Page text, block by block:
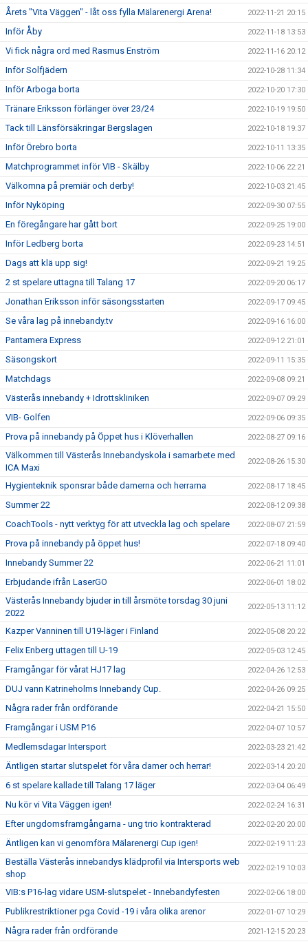
Årets "Vita Väggen" - låt oss fylla Mälarenergi Arena! 2022-11-21 20:15
Inför Åby 2022-11-18 13:53
Vi fick några ord med Rasmus Enström 2022-11-16 20:12
Inför Solfjädern 2022-10-28 11:34
Inför Arboga borta 2022-10-20 17:30
Tränare Eriksson förlänger över 23/24 2022-10-19 19:50
Tack till Länsförsäkringar Bergslagen 2022-10-18 19:37
Inför Örebro borta 2022-10-11 13:35
Matchprogrammet inför VIB - Skälby 2022-10-06 22:21
Välkomna på premiär och derby! 2022-10-03 21:45
Inför Nyköping 2022-09-30 07:55
En föregångare har gått bort 2022-09-25 19:00
Inför Ledberg borta 2022-09-23 14:51
Dags att klä upp sig! 2022-09-21 19:25
2 st spelare uttagna till Talang 17 2022-09-20 06:17
Jonathan Eriksson inför säsongsstarten 2022-09-17 09:45
Se våra lag på innebandy.tv 2022-09-16 16:00
Pantamera Express 2022-09-12 21:01
Säsongskort 2022-09-11 15:35
Matchdags 2022-09-08 09:21
Västerås innebandy + Idrottskliniken 2022-09-07 09:29
VIB- Golfen 2022-09-06 09:35
Prova på innebandy på Öppet hus i Klöverhallen 2022-08-27 09:16
Välkommen till Västerås Innebandyskola i samarbete med
ICA Maxi
2022-08-26 15:30
Hygienteknik sponsrar både damerna och herrarna 2022-08-17 18:45
Summer 22 2022-08-12 09:38
CoachTools - nytt verktyg för att utveckla lag och spelare 2022-08-07 21:59
Prova på innebandy på öppet hus! 2022-07-18 09:40
Innebandy Summer 22 2022-06-21 11:01
Erbjudande ifrån LaserGO 2022-06-01 18:02
Västerås Innebandy bjuder in till årsmöte torsdag 30 juni
2022
2022-05-13 11:12
Kazper Vanninen till U19-läger i Finland 2022-05-08 20:22
Felix Enberg uttagen till U-19 2022-05-03 12:45
Framgångar för vårat HJ17 lag 2022-04-26 12:53
DUJ vann Katrineholms Innebandy Cup. 2022-04-26 09:25
Några rader från ordförande 2022-04-21 15:50
Framgångar i USM P16 2022-04-07 10:57
Medlemsdagar Intersport 2022-03-23 21:42
Äntligen startar slutspelet för våra damer och herrar! 2022-03-14 20:20
6 st spelare kallade till Talang 17 läger 2022-03-04 06:49
Nu kör vi Vita Väggen igen! 2022-02-24 16:31
Efter ungdomsframgångarna - ung trio kontrakterad 2022-02-20 20:00
Äntligen kan vi genomföra Mälarenergi Cup igen! 2022-02-19 11:23
Beställa Västerås innebandys klädprofil via Intersports web
shop
2022-02-19 10:03
VIB:s P16-lag vidare USM-slutspelet - Innebandyfesten 2022-02-06 18:00
Publikrestriktioner pga Covid -19 i våra olika arenor 2022-01-07 10:29
Några rader från ordförande 2021-12-15 20:23